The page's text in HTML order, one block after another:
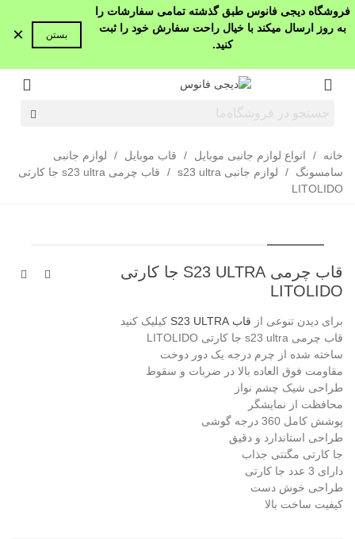
فروشگاه دیجی فانوس طبق گذشته تمامی سفارشات را
به روز ارسال میکند با خیال راحت سفارش خود را ثبت
کنید.
بستن ×
خانه / انواع لوازم جانبی موبایل / قاب موبایل /
لوازم جانبی
سامسونگ
/ لوازم جانبی s23 ultra /
قاب چرمی s23 ultra جا کارتی
LITOLIDO
قاب چرمی S23 ULTRA جا کارتی
LITOLIDO
برای دیدن تنوعی از قاب S23 ULTRA
کیلیک کنید
قاب چرمی s23 ultra جا کارتی LITOLIDO
ساخته شده از چرم درجه یک دور دوخت
مقاومت فوق العاده بالا در ضربات و سقوط
طراحی شیک چشم نواز
محافظت از نمایشگر
پوشش کامل 360 درجه گوشی
طراحی استاندارد و دقیق
جا کارتی مگنتی جذاب
دارای 3 عدد جا کارتی
طراحی خوش دست
کیفیت ساخت بالا